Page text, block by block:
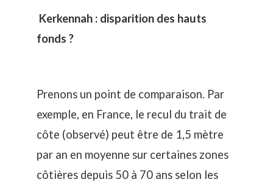
Kerkennah : disparition des hauts
fonds ?
Prenons un point de comparaison. Par
exemple, en France, le recul du trait de
côte (observé) peut être de 1,5 mètre
par an en moyenne sur certaines zones
côtières depuis 50 à 70 ans selon les